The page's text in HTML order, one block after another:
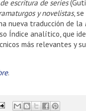
escritura de series
y novelistas,
nueva traducción de la
Índice analítico, que
más relevantes y
.